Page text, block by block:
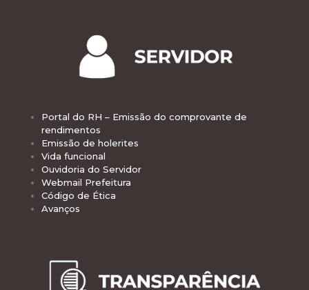
Portal do RH – Emissão do comprovante de
rendimentos
Emissão de holerites
Vida funcional
Ouvidoria do Servidor
Webmail Prefeitura
Código de Ética
Avanços